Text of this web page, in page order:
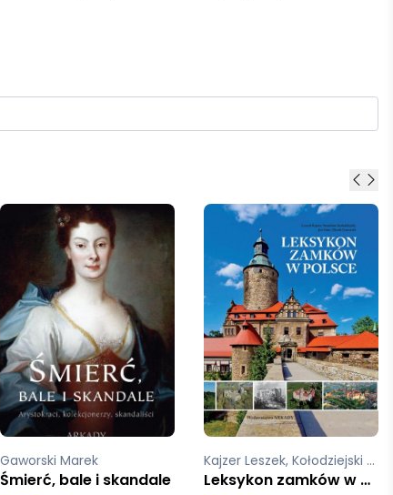
Leksykon zamków w Polsce
Gaworski Marek
Śmierć, bale i skandale